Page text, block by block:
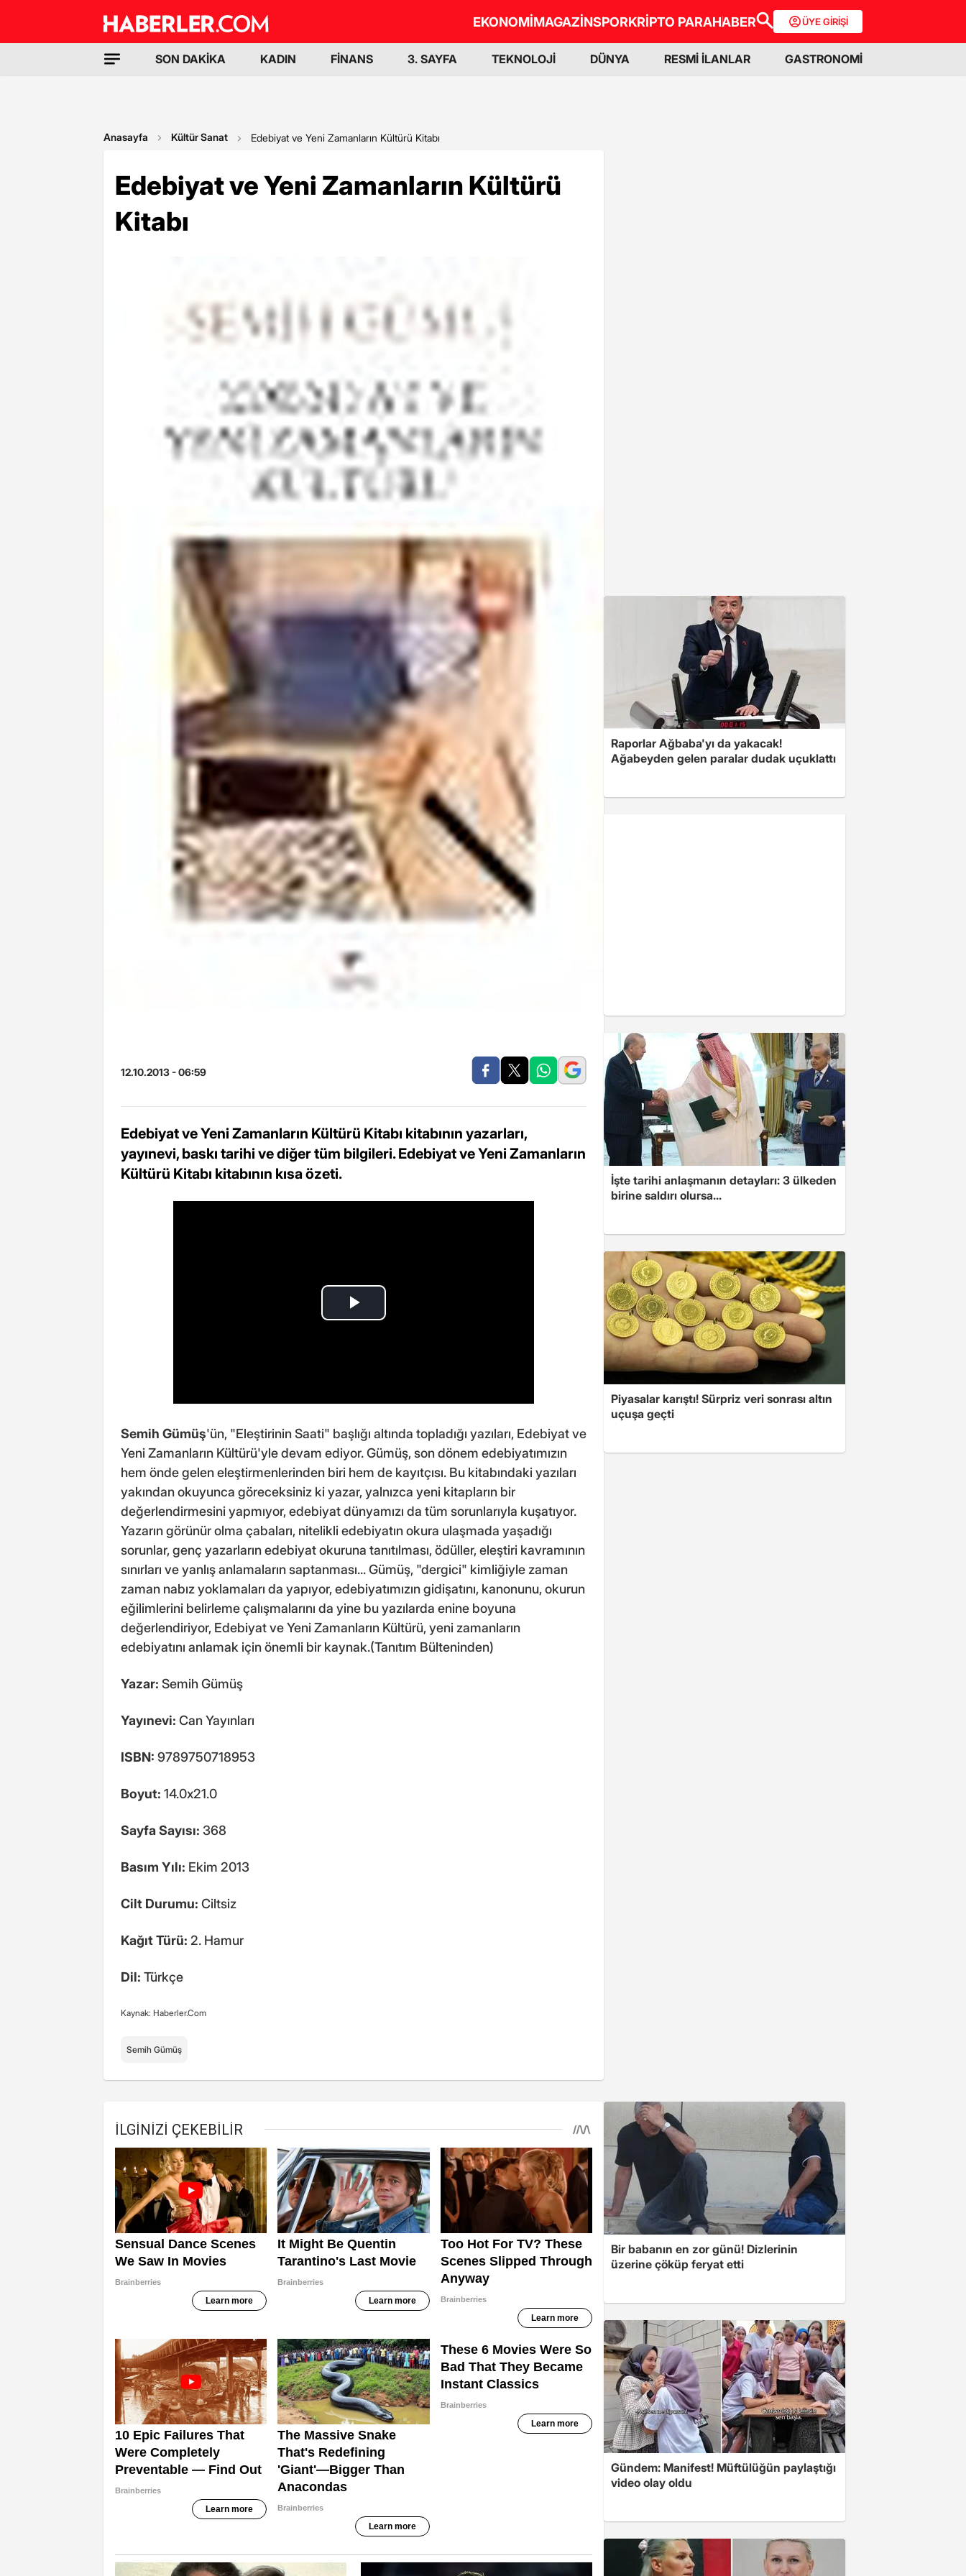
EKONOMİMAGAZİNSPORKRİPTO PARAHABER ÜYE GİRİŞİ
SON DAKİKA KADIN FİNANS 3. SAYFA TEKNOLOJİ DÜNYA RESMİ İLANLAR GASTRONOMİ
Anasayfa Kültür Sanat Edebiyat ve Yeni Zamanların Kültürü Kitabı
Edebiyat ve Yeni Zamanların Kültürü
Kitabı
12.10.2013 - 06:59
Edebiyat ve Yeni Zamanların Kültürü Kitabı kitabının yazarları,
yayınevi, baskı tarihi ve diğer tüm bilgileri. Edebiyat ve Yeni Zamanların
Kültürü Kitabı kitabının kısa özeti.
Semih Gümüş'ün, "Eleştirinin Saati" başlığı altında topladığı yazıları, Edebiyat ve
Yeni Zamanların Kültürü'yle devam ediyor. Gümüş, son dönem edebiyatımızın
hem önde gelen eleştirmenlerinden biri hem de kayıtçısı. Bu kitabındaki yazıları
yakından okuyunca göreceksiniz ki yazar, yalnızca yeni kitapların bir
değerlendirmesini yapmıyor, edebiyat dünyamızı da tüm sorunlarıyla kuşatıyor.
Yazarın görünür olma çabaları, nitelikli edebiyatın okura ulaşmada yaşadığı
sorunlar, genç yazarların edebiyat okuruna tanıtılması, ödüller, eleştiri kavramının
sınırları ve yanlış anlamaların saptanması... Gümüş, "dergici" kimliğiyle zaman
zaman nabız yoklamaları da yapıyor, edebiyatımızın gidişatını, kanonunu, okurun
eğilimlerini belirleme çalışmalarını da yine bu yazılarda enine boyuna
değerlendiriyor, Edebiyat ve Yeni Zamanların Kültürü, yeni zamanların
edebiyatını anlamak için önemli bir kaynak.(Tanıtım Bülteninden)
Yazar: Semih Gümüş
Yayınevi: Can Yayınları
ISBN: 9789750718953
Boyut: 14.0x21.0
Sayfa Sayısı: 368
Basım Yılı: Ekim 2013
Cilt Durumu: Ciltsiz
Kağıt Türü: 2. Hamur
Dil: Türkçe
Kaynak: Haberler.Com
Semih Gümüş
Raporlar Ağbaba'yı da yakacak!
Ağabeyden gelen paralar dudak uçuklattı
İşte tarihi anlaşmanın detayları: 3 ülkeden
birine saldırı olursa...
Piyasalar karıştı! Sürpriz veri sonrası altın
uçuşa geçti
Bir babanın en zor günü! Dizlerinin
üzerine çöküp feryat etti
Gündem: Manifest! Müftülüğün paylaştığı
video olay oldu